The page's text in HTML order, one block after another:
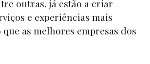
outras, já estão a criar
e experiências mais
as melhores empresas dos